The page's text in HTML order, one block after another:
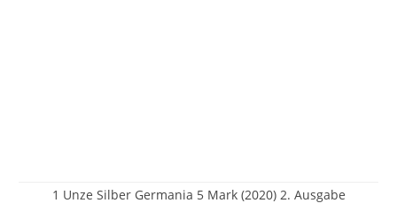
1 Unze Silber Germania 5 Mark (2020) 2. Ausgabe